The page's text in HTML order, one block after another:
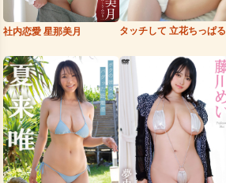
社内恋愛 星那美月 タッチして 立花ちっぱる